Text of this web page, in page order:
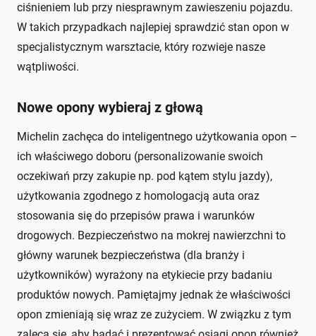
ciśnieniem lub przy niesprawnym zawieszeniu pojazdu.
W takich przypadkach najlepiej sprawdzić stan opon w
specjalistycznym warsztacie, który rozwieje nasze
wątpliwości.
Nowe opony wybieraj z głową
Michelin zachęca do inteligentnego użytkowania opon –
ich właściwego doboru (personalizowanie swoich
oczekiwań przy zakupie np. pod kątem stylu jazdy),
użytkowania zgodnego z homologacją auta oraz
stosowania się do przepisów prawa i warunków
drogowych. Bezpieczeństwo na mokrej nawierzchni to
główny warunek bezpieczeństwa (dla branży i
użytkowników) wyrażony na etykiecie przy badaniu
produktów nowych. Pamiętajmy jednak że właściwości
opon zmieniają się wraz ze zużyciem. W związku z tym